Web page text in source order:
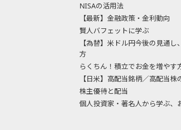
NISAの活用法
【最新】金融政策・金利動向
賢人バフェットに学ぶ
【為替】米ドル円今後の見通
方
らくちん！積立でお金を増やす
【日米】高配当銘柄／高配当株
株主優待と配当
個人投資家・著名人から学ぶ、